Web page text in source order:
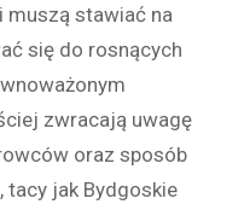
muszą stawiać na
się do rosnących
zwracają uwagę
oraz sposób
tacy jak Bydgoskie